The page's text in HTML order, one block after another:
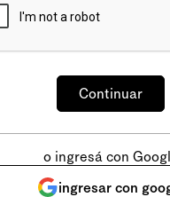
o ingresá con
ingresar con